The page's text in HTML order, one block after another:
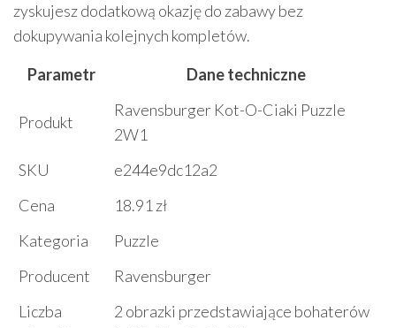
zyskujesz dodatkową okazję do zabawy bez
dokupywania kolejnych kompletów.
Parametr
Dane techniczne
Produkt
Ravensburger Kot-O-Ciaki Puzzle
2W1
SKU
e244e9dc12a2
Cena
18.91 zł
Kategoria
Puzzle
Producent
Ravensburger
Liczba
2 obrazki przedstawiające bohaterów